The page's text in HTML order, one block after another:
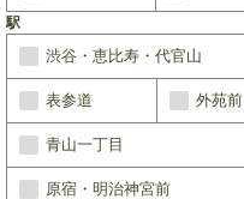
駅
渋谷・恵比寿・代官山
表参道 外苑前
青山一丁目
原宿・明治神宮前